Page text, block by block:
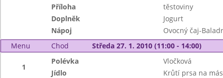
Příloha
těstoviny
Doplněk
Jogurt
Nápoj
Ovocný čaj-
Menu
Chod Středa 27. 1. 2010 (11:00 - 14:00)
1
Polévka
Vločková
Jídlo
Krůtí prsa na